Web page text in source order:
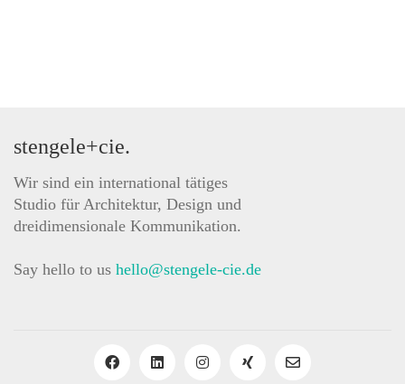
stengele+cie.
Wir sind ein international tätiges
Studio für Architektur, Design und
dreidimensionale Kommunikation.
Say hello to us hello@stengele-cie.de